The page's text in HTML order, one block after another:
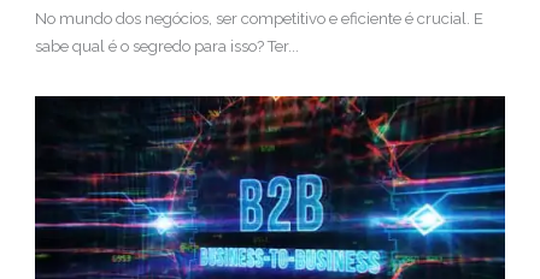
No mundo dos negócios, ser competitivo e eficiente é crucial. E
sabe qual é o segredo para isso? Ter...